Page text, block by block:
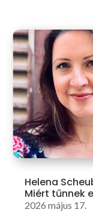
Helena
Miért tűnnek
2026 május 17.